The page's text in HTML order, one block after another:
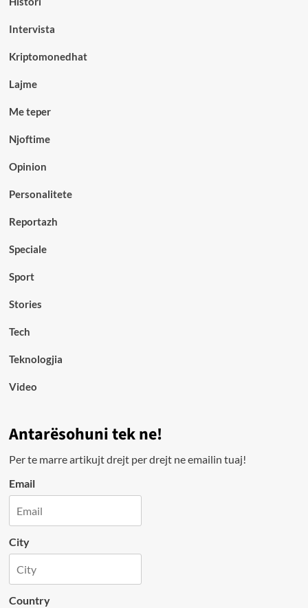
Intervista
Kriptomonedhat
Lajme
Me teper
Njoftime
Opinion
Personalitete
Reportazh
Speciale
Sport
Stories
Tech
Teknologjia
Video
Antarësohuni tek ne!
Per te marre artikujt drejt per drejt ne emailin tuaj!
Email
City
Country